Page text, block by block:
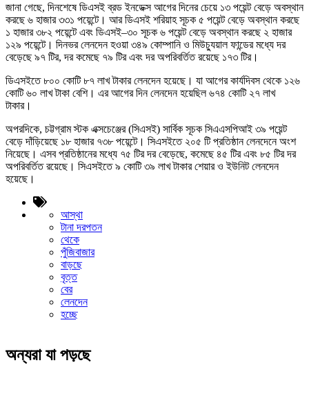
জানা গেছে, দিনশেষে ডিএসই ব্রড ইনডেক্স আগের দিনের চেয়ে ১৩ পয়েন্ট বেড়ে অবস্থান
করছে ৬ হাজার ৩৩১ পয়েন্টে। আর ডিএসই শরিয়াহ সূচক ৫ পয়েন্ট বেড়ে অবস্থান করছে
১ হাজার ৩৮২ পয়েন্টে এবং ডিএসই–৩০ সূচক ৬ পয়েন্ট বেড়ে অবস্থান করছে ২ হাজার
১২৯ পয়েন্টে। দিনভর লেনদেন হওয়া ৩৪৯ কোম্পানি ও মিউচ্যুয়াল ফান্ডের মধ্যে দর
বেড়েছে ৯৭ টির, দর কমেছে ৭৯ টির এবং দর অপরিবর্তিত রয়েছে ১৭৩ টির।
ডিএসইতে ৮০০ কোটি ৮৭ লাখ টাকার লেনদেন হয়েছে। যা আগের কার্যদিবস থেকে ১২৬
কোটি ৬০ লাখ টাকা বেশি। এর আগের দিন লেনদেন হয়েছিল ৬৭৪ কোটি ২৭ লাখ
টাকার।
অপরদিকে, চট্টগ্রাম স্টক এক্সচেঞ্জের (সিএসই) সার্বিক সূচক সিএএসপিআই ৩৯ পয়েন্ট
বেড়ে দাঁড়িয়েছে ১৮ হাজার ৭৩৮ পয়েন্টে। সিএসইতে ২০৫ টি প্রতিষ্ঠান লেনদেনে অংশ
নিয়েছে। এসব প্রতিষ্ঠানের মধ্যে ৭৫ টির দর বেড়েছে, কমেছে ৪৫ টির এবং ৮৫ টির দর
অপরিবর্তিত রয়েছে। সিএসইতে ৯ কোটি ৩৯ লাখ টাকার শেয়ার ও ইউনিট লেনদেন
হয়েছে।
আস্থা
টানা দরপতন
থেকে
পুঁজিবাজার
বাড়ছে
বৃত্ত
বের
লেনদেন
হচ্ছে
অন্যরা যা পড়ছে